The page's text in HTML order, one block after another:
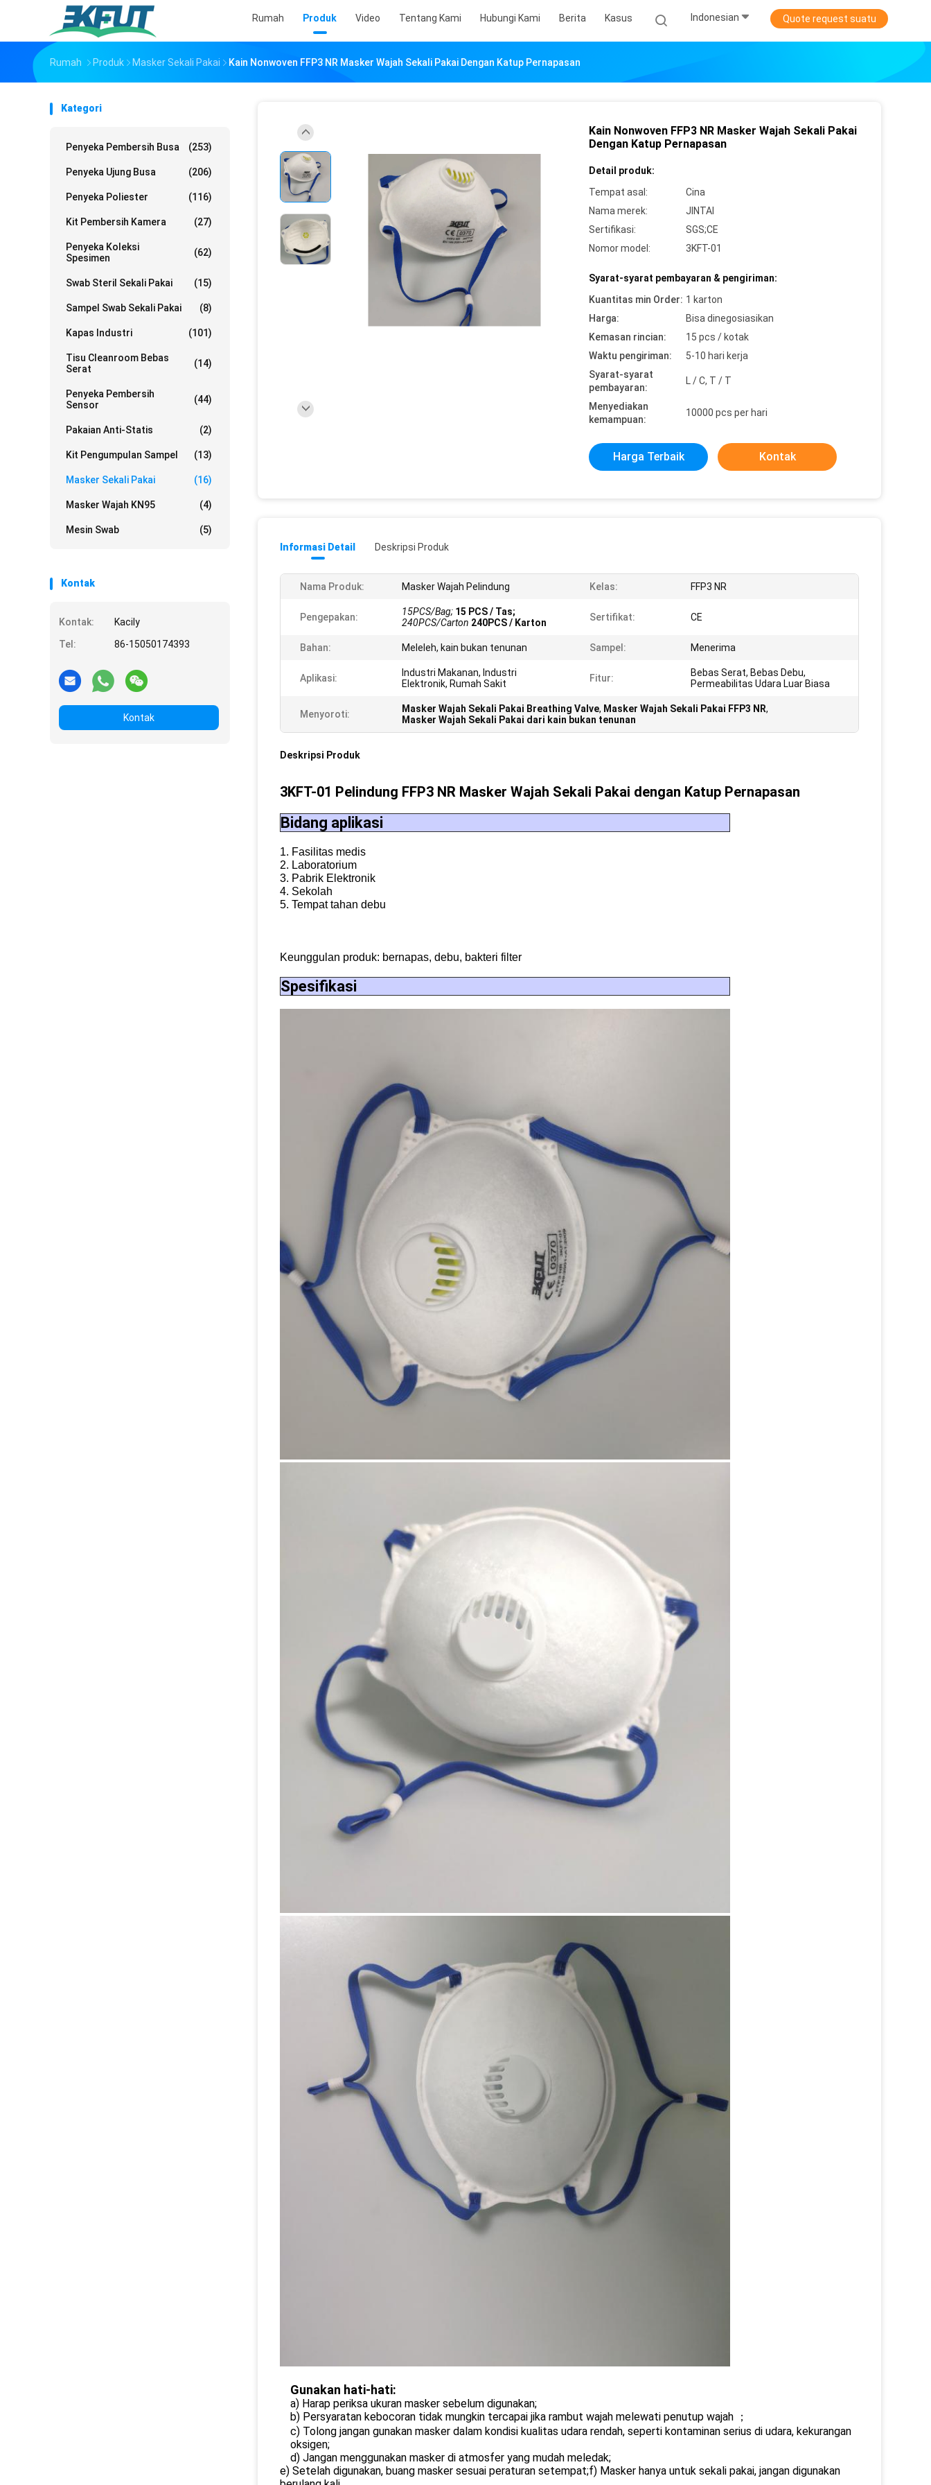
Rumah Produk Video Tentang Kami Hubungi Kami Berita Kasus Indonesian Quote request suatu
Rumah Produk Masker Sekali Pakai Kain Nonwoven FFP3 NR Masker Wajah Sekali Pakai Dengan Katup Pernapasan
Kategori
Penyeka Pembersih Busa (253)
Penyeka Ujung Busa (206)
Penyeka Poliester (116)
Kit Pembersih Kamera (27)
Penyeka Koleksi
Spesimen
(62)
Swab Steril Sekali Pakai (15)
Sampel Swab Sekali Pakai (8)
Kapas Industri (101)
Tisu Cleanroom Bebas
Serat
(14)
Penyeka Pembersih
Sensor
(44)
Pakaian Anti-Statis (2)
Kit Pengumpulan Sampel (13)
Masker Sekali Pakai (16)
Masker Wajah KN95 (4)
Mesin Swab (5)
Kontak
Kontak:
Kacily
Tel:
86-15050174393
Kontak
Kain Nonwoven FFP3 NR Masker Wajah Sekali Pakai
Dengan Katup Pernapasan
Detail produk:
Tempat asal:
Cina
Nama merek:
JINTAI
Sertifikasi:
SGS;CE
Nomor model:
3KFT-01
Syarat-syarat pembayaran & pengiriman:
Kuantitas min Order: 1 karton
Harga:
Bisa dinegosiasikan
Kemasan rincian:
15 pcs / kotak
Waktu pengiriman:
5-10 hari kerja
Syarat-syarat
pembayaran:
L / C, T / T
Menyediakan
kemampuan:
10000 pcs per hari
Harga Terbaik Kontak
Informasi Detail Deskripsi Produk
Nama Produk: Masker Wajah Pelindung Kelas: FFP3 NR
Pengepakan: 15PCS/Bag; 15 PCS / Tas;
240PCS/Carton 240PCS / Karton Sertifikat: CE
Bahan: Meleleh, kain bukan tenunan Sampel: Menerima
Aplikasi:
Industri Makanan, Industri
Elektronik, Rumah Sakit
Fitur:
Bebas Serat, Bebas Debu,
Permeabilitas Udara Luar Biasa
Menyoroti: Masker Wajah Sekali Pakai Breathing Valve, Masker Wajah Sekali Pakai FFP3 NR,
Masker Wajah Sekali Pakai dari kain bukan tenunan
Deskripsi Produk
3KFT-01 Pelindung FFP3 NR Masker Wajah Sekali Pakai dengan Katup Pernapasan
Bidang aplikasi
1. Fasilitas medis
2. Laboratorium
3. Pabrik Elektronik
4. Sekolah
5. Tempat tahan debu
Keunggulan produk: bernapas, debu, bakteri filter
Spesifikasi
Gunakan hati-hati:
a) Harap periksa ukuran masker sebelum digunakan;
b) Persyaratan kebocoran tidak mungkin tercapai jika rambut wajah melewati penutup wajah ；
c) Tolong jangan gunakan masker dalam kondisi kualitas udara rendah, seperti kontaminan serius di udara, kekurangan
oksigen;
d) Jangan menggunakan masker di atmosfer yang mudah meledak;
e) Setelah digunakan, buang masker sesuai peraturan setempat;f) Masker hanya untuk sekali pakai, jangan digunakan